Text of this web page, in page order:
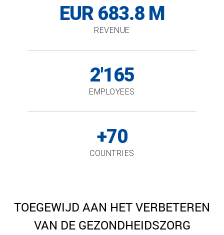
EUR 683.8 M
REVENUE
2'165
EMPLOYEES
+70
COUNTRIES
TOEGEWIJD AAN HET VERBETEREN
VAN DE GEZONDHEIDSZORG